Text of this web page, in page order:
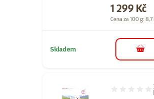
Cena
1 299 Kč
Cena za 100 g: 8,7
Skladem do
Hodnocení